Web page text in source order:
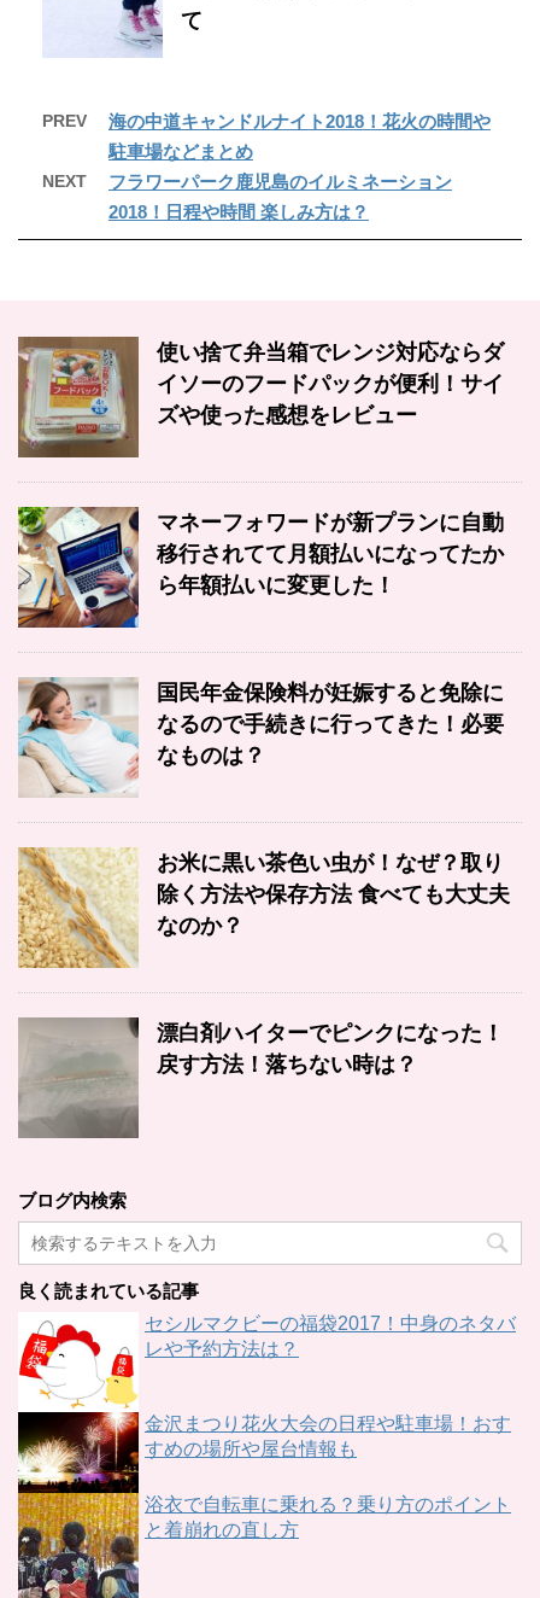
て
PREV
海の中道キャンドルナイト2018！花火の時間や
駐車場などまとめ
NEXT
フラワーパーク鹿児島のイルミネーション
2018！日程や時間 楽しみ方は？
使い捨て弁当箱でレンジ対応ならダ
イソーのフードパックが便利！サイ
ズや使った感想をレビュー
マネーフォワードが新プランに自動
移行されてて月額払いになってたか
ら年額払いに変更した！
国民年金保険料が妊娠すると免除に
なるので手続きに行ってきた！必要
なものは？
お米に黒い茶色い虫が！なぜ？取り
除く方法や保存方法 食べても大丈夫
なのか？
漂白剤ハイターでピンクになった！
戻す方法！落ちない時は？
ブログ内検索
良く読まれている記事
セシルマクビーの福袋2017！中身のネタバ
レや予約方法は？
金沢まつり花火大会の日程や駐車場！おす
すめの場所や屋台情報も
浴衣で自転車に乗れる？乗り方のポイント
と着崩れの直し方